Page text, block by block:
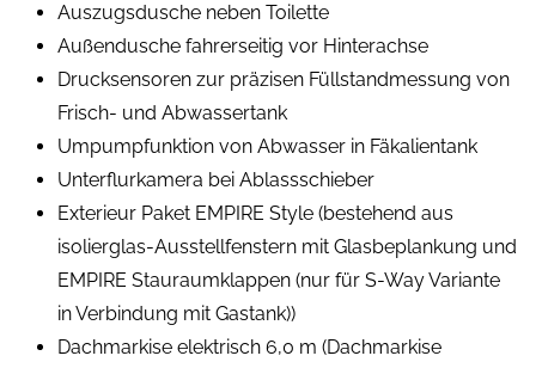
Auszugsdusche neben Toilette
Außendusche fahrerseitig vor Hinterachse
Drucksensoren zur präzisen Füllstandmessung von
Frisch- und Abwassertank
Umpumpfunktion von Abwasser in Fäkalientank
Unterflurkamera bei Ablassschieber
Exterieur Paket EMPIRE Style (bestehend aus
isolierglas-Ausstellfenstern mit Glasbeplankung und
EMPIRE Stauraumklappen (nur für S-Way Variante
in Verbindung mit Gastank))
Dachmarkise elektrisch 6,0 m (Dachmarkise